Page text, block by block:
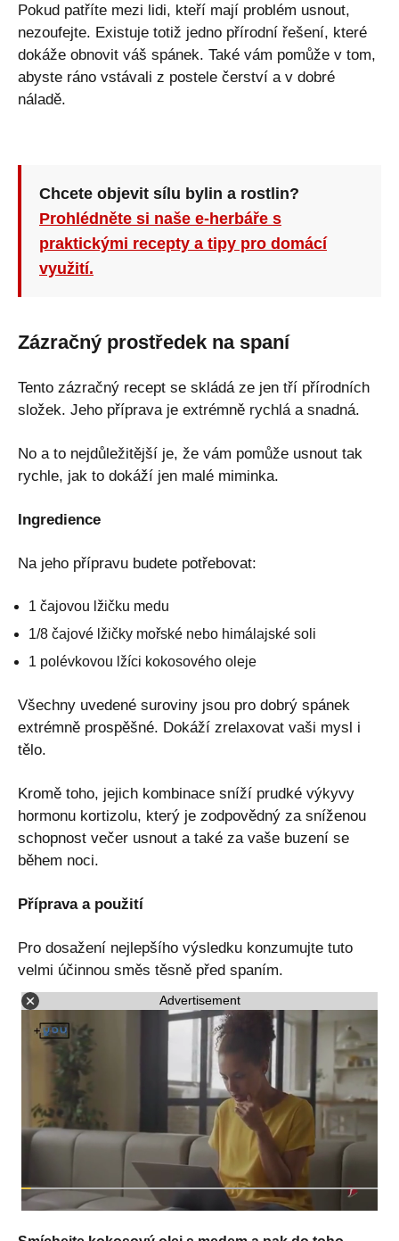
Pokud patříte mezi lidi, kteří mají problém usnout,
nezoufejte. Existuje totiž jedno přírodní řešení, které
dokáže obnovit váš spánek. Také vám pomůže v tom,
abyste ráno vstávali z postele čerství a v dobré
náladě.
Chcete objevit sílu bylin a rostlin?
Prohlédněte si naše e-herbáře s
praktickými recepty a tipy pro domácí
využití.
Zázračný prostředek na spaní
Tento zázračný recept se skládá ze jen tří přírodních
složek. Jeho příprava je extrémně rychlá a snadná.
No a to nejdůležitější je, že vám pomůže usnout tak
rychle, jak to dokáží jen malé miminka.
Ingredience
Na jeho přípravu budete potřebovat:
1 čajovou lžičku medu
1/8 čajové lžičky mořské nebo himálajské soli
1 polévkovou lžíci kokosového oleje
Všechny uvedené suroviny jsou pro dobrý spánek
extrémně prospěšné. Dokáží zrelaxovat vaši mysl i
tělo.
Kromě toho, jejich kombinace sníží prudké výkyvy
hormonu kortizolu, který je zodpovědný za sníženou
schopnost večer usnout a také za vaše buzení se
během noci.
Příprava a použití
Pro dosažení nejlepšího výsledku konzumujte tuto
velmi účinnou směs těsně před spaním.
Advertisement